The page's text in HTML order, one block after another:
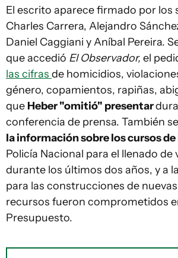
El escrito aparece firmado por los
Charles Carrera, Alejandro
Daniel Caggiani y Aníbal Pereira.
que accedió El Observador, el
las cifras de homicidios,
género, copamientos, rapiñas,
que Heber "omitió" presentar
conferencia de prensa. También
la información sobre los cursos
Policía Nacional para el llenado de
durante los últimos dos años, y a
para las construcciones de
recursos fueron comprometidos
Presupuesto.